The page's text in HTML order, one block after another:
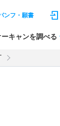
ンフ・願書
ーキャンを調べる